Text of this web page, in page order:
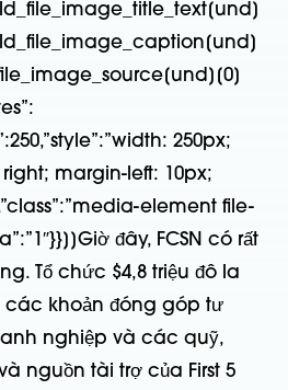
250px;
margin-left: 10px;
element file-
đây, FCSN có rất
Tổ chức $4,8 triệu đô la
các khoản đóng góp tư
nghiệp và các quỹ,
nguồn tài trợ của First 5